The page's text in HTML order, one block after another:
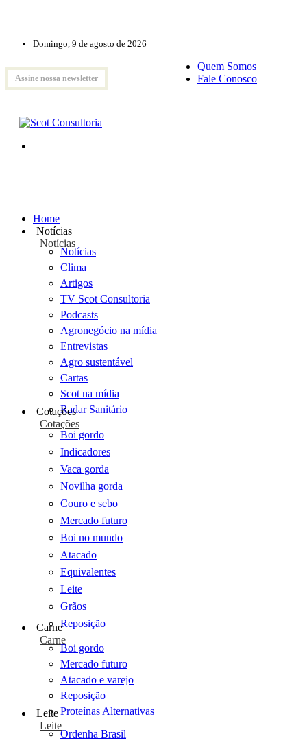
Domingo, 9 de agosto de 2026
Assine nossa newsletter
Quem Somos
Fale Conosco
Home
Notícias
Notícias
Notícias
Clima
Artigos
TV Scot Consultoria
Podcasts
Agronegócio na mídia
Entrevistas
Agro sustentável
Cartas
Scot na mídia
Radar Sanitário
Cotações
Cotações
Boi gordo
Indicadores
Vaca gorda
Novilha gorda
Couro e sebo
Mercado futuro
Boi no mundo
Atacado
Equivalentes
Leite
Grãos
Reposição
Carne
Carne
Boi gordo
Mercado futuro
Atacado e varejo
Reposição
Proteínas Alternativas
Leite
Leite
Ordenha Brasil